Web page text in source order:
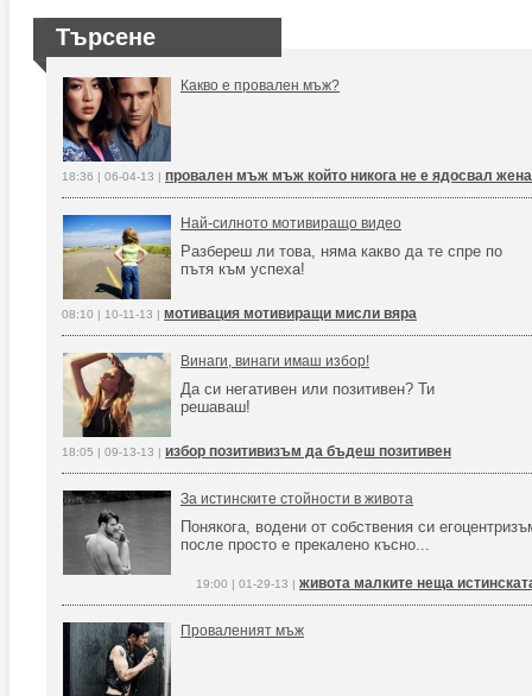
Търсене
Какво е провален мъж?
18:36 | 06-04-13 | провален мъж мъж който никога не е ядосвал жена
Най-силното мотивиращо видео
Разбереш ли това, няма какво да те спре по
пътя към успеха!
08:10 | 10-11-13 | мотивация мотивиращи мисли вяра
Винаги, винаги имаш избор!
Да си негативен или позитивен? Ти
решаваш!
18:05 | 09-13-13 | избор позитивизъм да бъдеш позитивен
За истинските стойности в живота
Понякога, водени от собствения си
после просто е прекалено късно...
19:00 | 01-29-13 | живота малките неща
Проваленият мъж